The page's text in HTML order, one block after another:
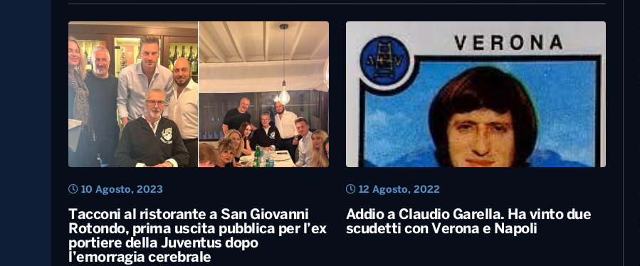
Tacconi al ristorante a San Giovanni
Rotondo, prima uscita pubblica per l’ex
portiere della Juventus dopo
l’emorragia cerebrale
10 Agosto, 2023
Addio a Claudio Garella. Ha vinto due
scudetti con Verona e Napoli
12 Agosto, 2022